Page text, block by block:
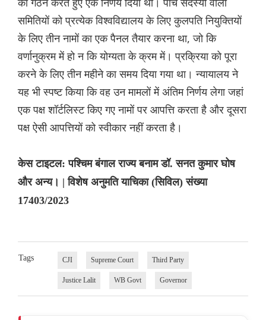
समितियों को प्रत्येक विश्वविद्यालय के लिए कुलपति नियुक्तियों
के लिए तीन नामों का एक पैनल तैयार करना था, जो कि
वर्णानुक्रम में हो न कि योग्यता के क्रम में। प्रक्रिया को पूरा
करने के लिए तीन महीने का समय दिया गया था। न्यायालय ने
यह भी स्पष्ट किया कि वह उन मामलों में अंतिम निर्णय लेगा जहां
एक पक्ष शॉर्टलिस्ट किए गए नामों पर आपत्ति करता है और दूसरा
पक्ष ऐसी आपत्तियों को स्वीकार नहीं करता है।
केस टाइटल: पश्चिम बंगाल राज्य बनाम डॉ. सनत कुमार घोष
और अन्य। | विशेष अनुमति याचिका (सिविल) संख्या
17403/2023
Tags CJI Supreme Court Third Party
Justice Lalit WB Govt Governor